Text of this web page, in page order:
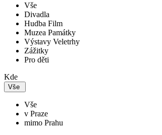
Vše
Divadla
Hudba Film
Muzea Památky
Výstavy Veletrhy
Zážitky
Pro děti
Kde
Vše
Vše
v Praze
mimo Prahu